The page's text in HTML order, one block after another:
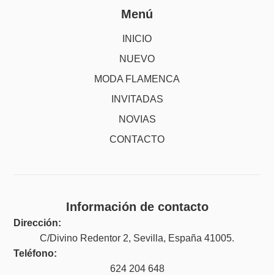
Menú
INICIO
NUEVO
MODA FLAMENCA
INVITADAS
NOVIAS
CONTACTO
Información de contacto
Dirección:
C/Divino Redentor 2, Sevilla, España 41005.
Teléfono:
624 204 648